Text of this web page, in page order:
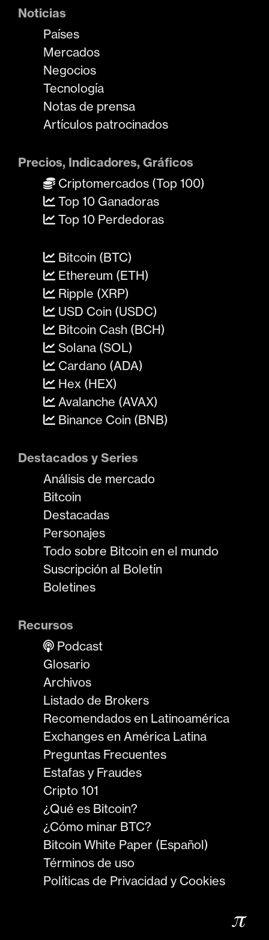
Noticias
Países
Mercados
Negocios
Tecnología
Notas de prensa
Artículos patrocinados
Precios, Indicadores, Gráficos
Criptomercados (Top 100)
Top 10 Ganadoras
Top 10 Perdedoras
Bitcoin (BTC)
Ethereum (ETH)
Ripple (XRP)
USD Coin (USDC)
Bitcoin Cash (BCH)
Solana (SOL)
Cardano (ADA)
Hex (HEX)
Avalanche (AVAX)
Binance Coin (BNB)
Destacados y Series
Análisis de mercado
Bitcoin
Destacadas
Personajes
Todo sobre Bitcoin en el mundo
Suscripción al Boletín
Boletines
Recursos
Podcast
Glosario
Archivos
Listado de Brokers
Recomendados en Latinoamérica
Exchanges en América Latina
Preguntas Frecuentes
Estafas y Fraudes
Cripto 101
¿Qué es Bitcoin?
¿Cómo minar BTC?
Bitcoin White Paper (Español)
Términos de uso
Políticas de Privacidad y Cookies
𝜋